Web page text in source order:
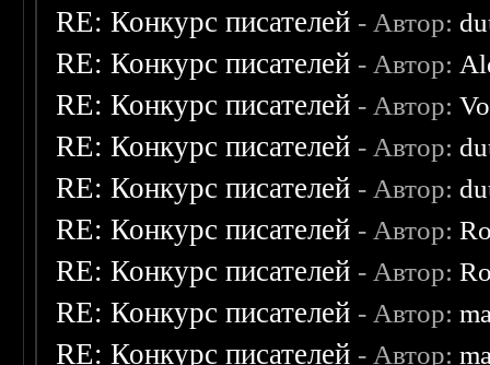
RE: Конкурс писателей - Автор:
RE: Конкурс писателей - Автор:
RE: Конкурс писателей - Автор:
RE: Конкурс писателей - Автор:
RE: Конкурс писателей - Автор:
RE: Конкурс писателей - Автор:
RE: Конкурс писателей - Автор:
RE: Конкурс писателей - Автор:
RE: Конкурс писателей - Автор: